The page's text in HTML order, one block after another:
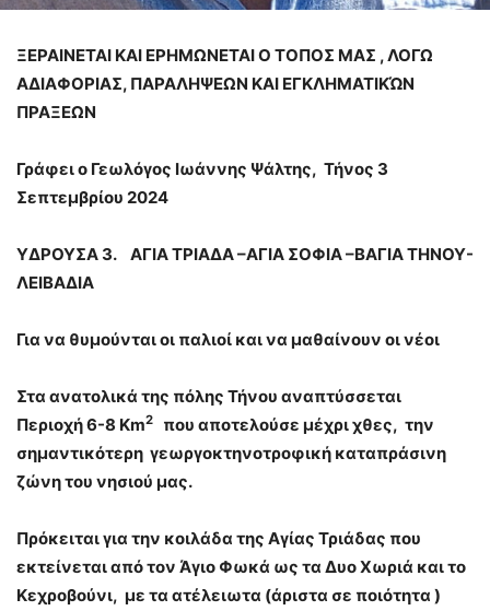
ΞΕΡΑΙΝΕΤΑΙ ΚΑΙ ΕΡΗΜΩΝΕΤΑΙ Ο ΤΟΠΟΣ ΜΑΣ , ΛΟΓΩ
ΑΔΙΑΦΟΡΙΑΣ, ΠΑΡΑΛΗΨΕΩΝ ΚΑΙ ΕΓΚΛΗΜΑΤΙΚΏΝ
ΠΡΑΞΕΩΝ
Γράφει ο Γεωλόγος Ιωάννης Ψάλτης, Τήνος 3
Σεπτεμβρίου 2024
ΥΔΡΟΥΣΑ 3. ΑΓΙΑ ΤΡΙΑΔΑ –ΑΓΙΑ ΣΟΦΙΑ –ΒΑΓΙΑ ΤΗΝΟΥ-
ΛΕΙΒΑΔΙΑ
Για να θυμούνται οι παλιοί και να μαθαίνουν οι νέοι
Στα ανατολικά της πόλης Τήνου αναπτύσσεται
Περιοχή 6-8 Km2
που αποτελούσε μέχρι χθες, την
σημαντικότερη γεωργοκτηνοτροφική καταπράσινη
ζώνη του νησιού μας.
Πρόκειται για την κοιλάδα της Αγίας Τριάδας που
εκτείνεται από τον Άγιο Φωκά ως τα Δυο Χωριά και το
Κεχροβούνι, με τα ατέλειωτα (άριστα σε ποιότητα )